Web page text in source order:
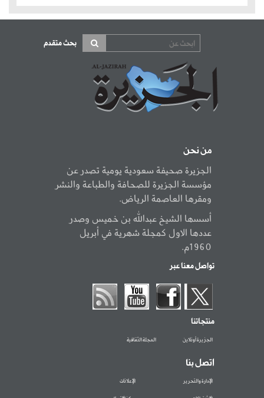
بحث متقدم
من نحن
الجزيرة صحيفة سعودية يومية تصدر عن
مؤسسة الجزيرة للصحافة والطباعة والنشر
ومقرها العاصمة الرياض.
أسسها الشيخ عبدالله بن خميس وصدر
عددها الاول كمجلة شهرية في أبريل
1960م.
تواصل معنا عبر
منتجاتنا
الجزيرة أونلاين المجلة الثقافية
اتصل بنا
الإدارة والتحرير الإعلانات